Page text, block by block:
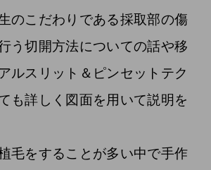
のこだわりである採取部の傷
う切開方法についての話や移
ルスリット＆ピンセットテク
も詳しく図面を用いて説明を
毛をすることが多い中で手作